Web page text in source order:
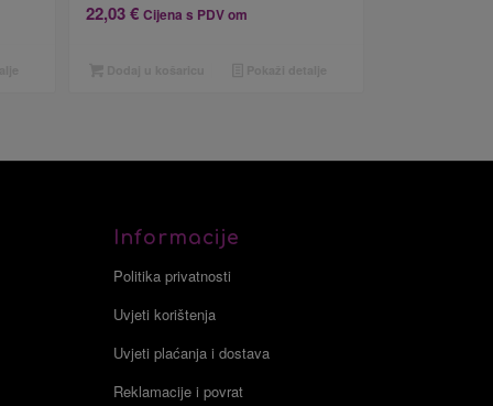
22,03€ Cijena s PDV om
Informacije
Politika privatnosti
Uvjeti korištenja
Uvjeti plaćanja i dostava
Reklamacije i povrat